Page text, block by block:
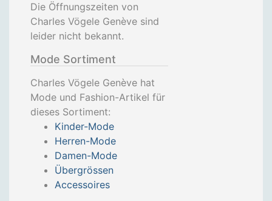
Die Öffnungszeiten von
Charles Vögele Genève sind
leider nicht bekannt.
Mode Sortiment
Charles Vögele Genève hat
Mode und Fashion-Artikel für
dieses Sortiment:
Kinder-Mode
Herren-Mode
Damen-Mode
Übergrössen
Accessoires